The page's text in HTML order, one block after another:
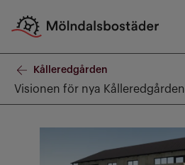
Kålleredgården
Visionen för nya Kålleredgården